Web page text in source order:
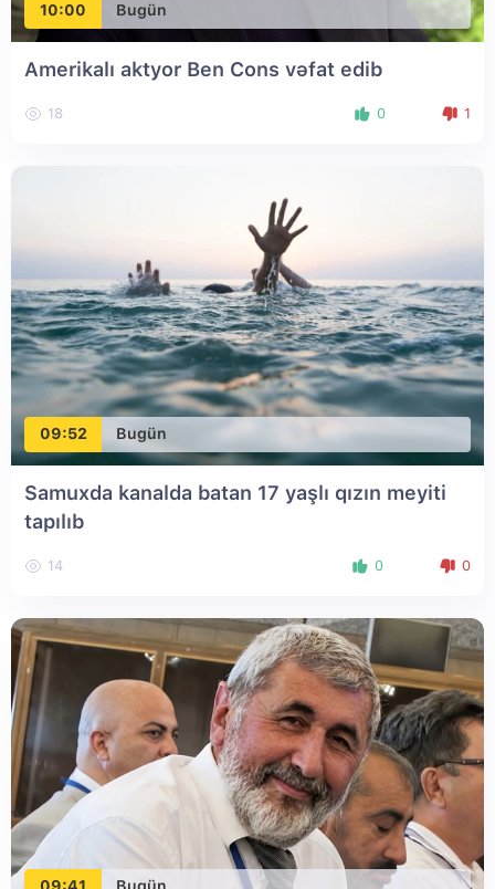
10:00 Bugün
Amerikalı aktyor Ben Cons vəfat edib
18 0 1
09:52 Bugün
Samuxda kanalda batan 17 yaşlı qızın meyiti
tapılıb
14 0 0